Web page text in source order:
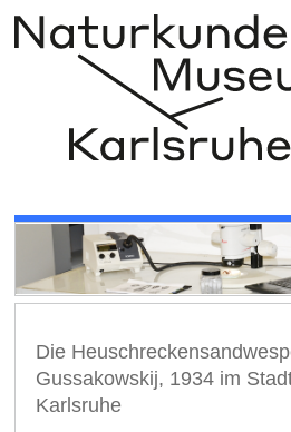
Die
Gussakowskij, 1934 im
Karlsruhe